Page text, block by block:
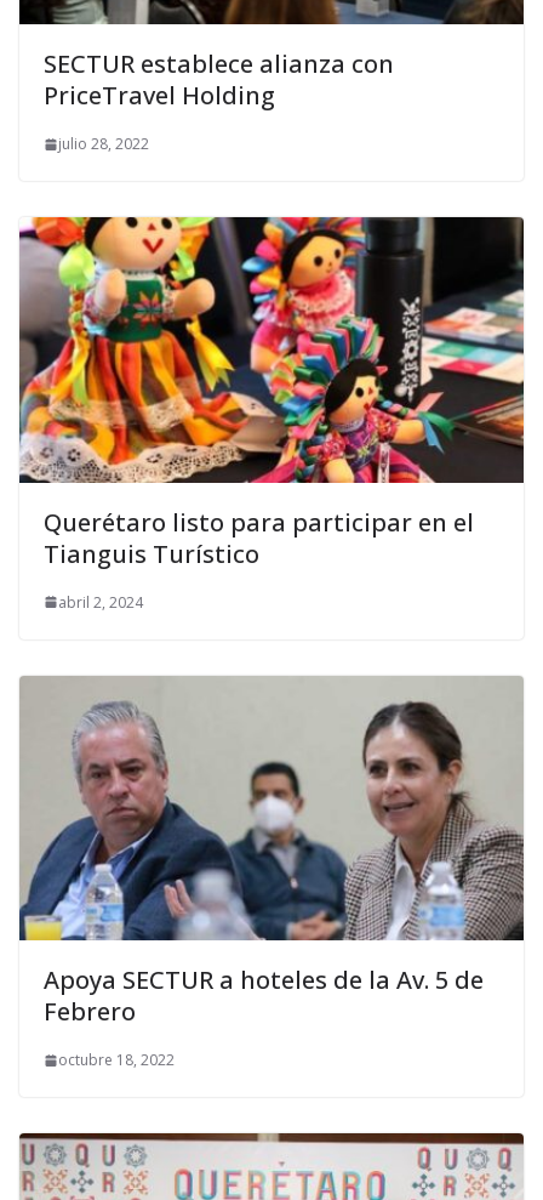
SECTUR establece alianza con
PriceTravel Holding
julio 28, 2022
Querétaro listo para participar en el
Tianguis Turístico
abril 2, 2024
Apoya SECTUR a hoteles de la Av. 5 de
Febrero
octubre 18, 2022